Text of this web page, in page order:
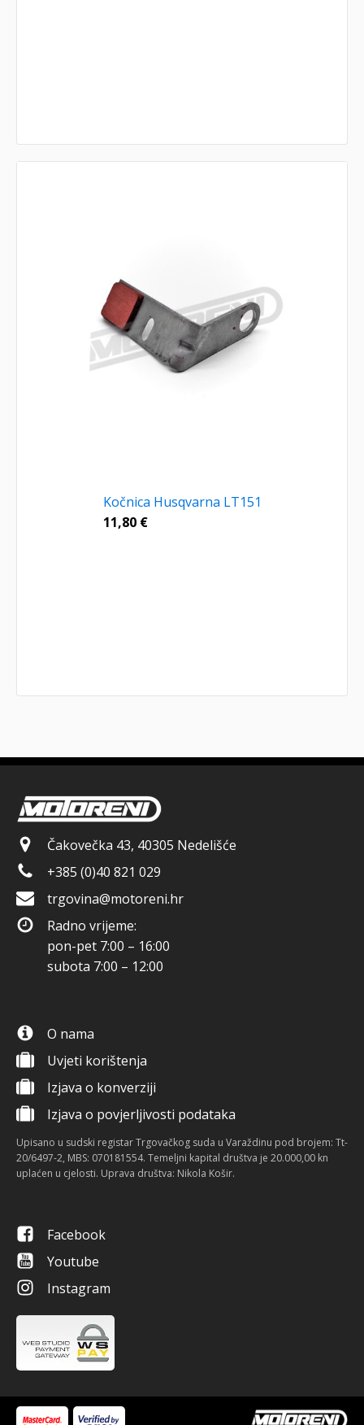
Kočnica Husqvarna LT151
11,80 €
Čakovečka 43, 40305 Nedelišće
+385 (0)40 821 029
trgovina@motoreni.hr
Radno vrijeme:
pon-pet 7:00 – 16:00
subota 7:00 – 12:00
O nama
Uvjeti korištenja
Izjava o konverziji
Izjava o povjerljivosti podataka
Upisano u sudski registar Trgovačkog suda u Varaždinu pod brojem: Tt-
20/6497-2, MBS: 070181554. Temeljni kapital društva je 20.000,00 kn
uplaćen u cjelosti. Uprava društva: Nikola Košir.
Facebook
Youtube
Instagram